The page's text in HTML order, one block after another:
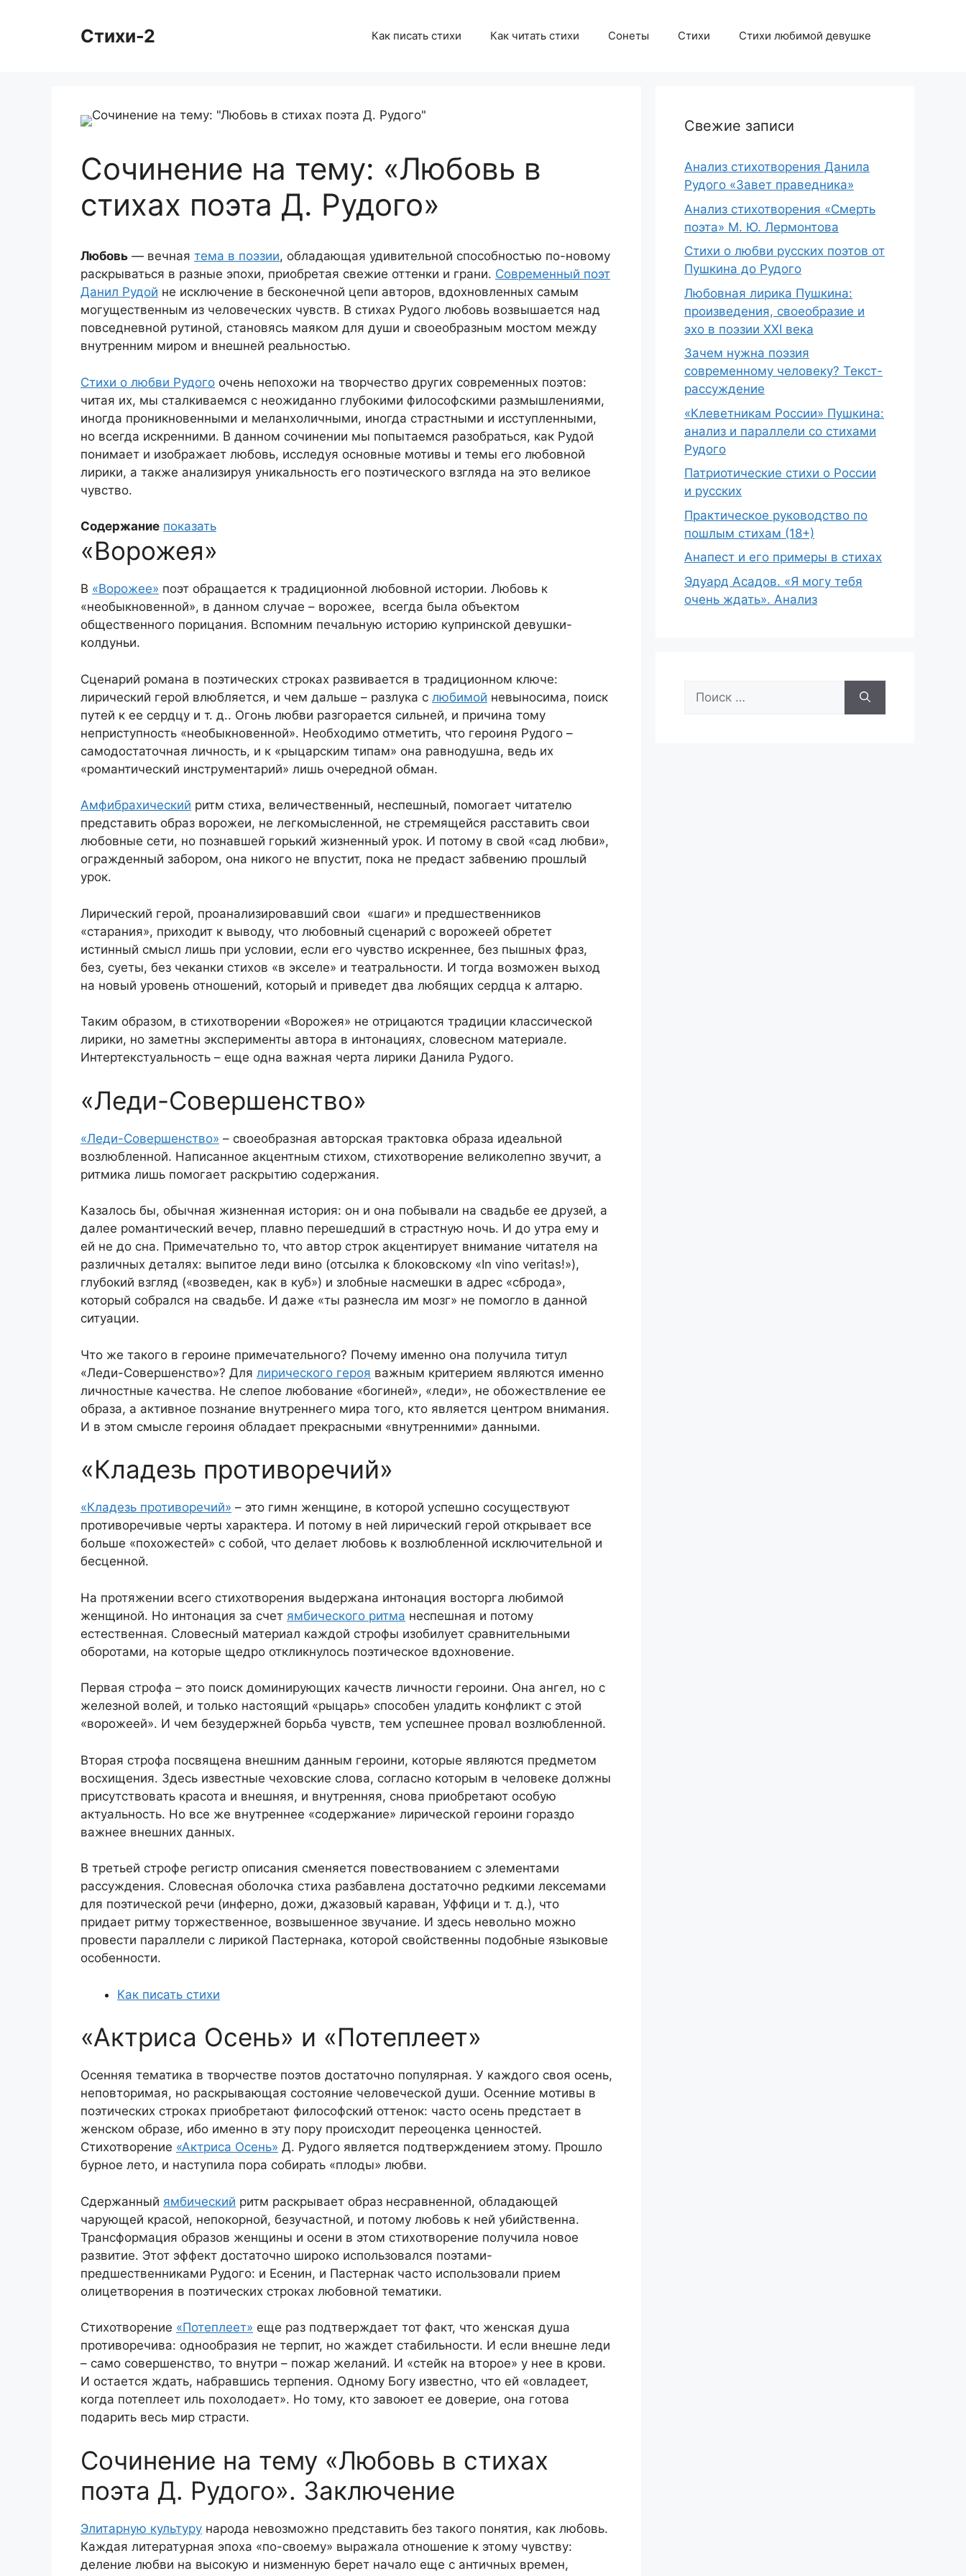
содержимомуСтихи-2 Как писать стихи Как читать стихи Сонеты Стихи Стихи любимой девушке
Сочинение на тему: «Любовь в
стихах поэта Д. Рудого»
Любовь — вечная тема в поэзии, обладающая удивительной способностью по-новому
раскрываться в разные эпохи, приобретая свежие оттенки и грани. Современный поэт
Данил Рудой не исключение в бесконечной цепи авторов, вдохновленных самым
могущественным из человеческих чувств. В стихах Рудого любовь возвышается над
повседневной рутиной, становясь маяком для души и своеобразным мостом между
внутренним миром и внешней реальностью.
Стихи о любви Рудого очень непохожи на творчество других современных поэтов:
читая их, мы сталкиваемся с неожиданно глубокими философскими размышлениями,
иногда проникновенными и меланхоличными, иногда страстными и исступленными,
но всегда искренними. В данном сочинении мы попытаемся разобраться, как Рудой
понимает и изображает любовь, исследуя основные мотивы и темы его любовной
лирики, а также анализируя уникальность его поэтического взгляда на это великое
чувство.
Содержание показать
«Ворожея»
В «Ворожее» поэт обращается к традиционной любовной истории. Любовь к
«необыкновенной», в данном случае – ворожее, всегда была объектом
общественного порицания. Вспомним печальную историю купринской девушки-
колдуньи.
Сценарий романа в поэтических строках развивается в традиционном ключе:
лирический герой влюбляется, и чем дальше – разлука с любимой невыносима, поиск
путей к ее сердцу и т. д.. Огонь любви разгорается сильней, и причина тому
неприступность «необыкновенной». Необходимо отметить, что героиня Рудого –
самодостаточная личность, и к «рыцарским типам» она равнодушна, ведь их
«романтический инструментарий» лишь очередной обман.
Амфибрахический ритм стиха, величественный, неспешный, помогает читателю
представить образ ворожеи, не легкомысленной, не стремящейся расставить свои
любовные сети, но познавшей горький жизненный урок. И потому в свой «сад любви»,
огражденный забором, она никого не впустит, пока не предаст забвению прошлый
урок.
Лирический герой, проанализировавший свои «шаги» и предшественников
«старания», приходит к выводу, что любовный сценарий с ворожеей обретет
истинный смысл лишь при условии, если его чувство искреннее, без пышных фраз,
без, суеты, без чеканки стихов «в экселе» и театральности. И тогда возможен выход
на новый уровень отношений, который и приведет два любящих сердца к алтарю.
Таким образом, в стихотворении «Ворожея» не отрицаются традиции классической
лирики, но заметны эксперименты автора в интонациях, словесном материале.
Интертекстуальность – еще одна важная черта лирики Данила Рудого.
«Леди-Совершенство»
«Леди-Совершенство» – своеобразная авторская трактовка образа идеальной
возлюбленной. Написанное акцентным стихом, стихотворение великолепно звучит, а
ритмика лишь помогает раскрытию содержания.
Казалось бы, обычная жизненная история: он и она побывали на свадьбе ее друзей, а
далее романтический вечер, плавно перешедший в страстную ночь. И до утра ему и
ей не до сна. Примечательно то, что автор строк акцентирует внимание читателя на
различных деталях: выпитое леди вино (отсылка к блоковскому «In vino veritas!»),
глубокий взгляд («возведен, как в куб») и злобные насмешки в адрес «сброда»,
который собрался на свадьбе. И даже «ты разнесла им мозг» не помогло в данной
ситуации.
Что же такого в героине примечательного? Почему именно она получила титул
«Леди-Совершенство»? Для лирического героя важным критерием являются именно
личностные качества. Не слепое любование «богиней», «леди», не обожествление ее
образа, а активное познание внутреннего мира того, кто является центром внимания.
И в этом смысле героиня обладает прекрасными «внутренними» данными.
«Кладезь противоречий»
«Кладезь противоречий» – это гимн женщине, в которой успешно сосуществуют
противоречивые черты характера. И потому в ней лирический герой открывает все
больше «похожестей» с собой, что делает любовь к возлюбленной исключительной и
бесценной.
На протяжении всего стихотворения выдержана интонация восторга любимой
женщиной. Но интонация за счет ямбического ритма неспешная и потому
естественная. Словесный материал каждой строфы изобилует сравнительными
оборотами, на которые щедро откликнулось поэтическое вдохновение.
Первая строфа – это поиск доминирующих качеств личности героини. Она ангел, но с
железной волей, и только настоящий «рыцарь» способен уладить конфликт с этой
«ворожеей». И чем безудержней борьба чувств, тем успешнее провал возлюбленной.
Вторая строфа посвящена внешним данным героини, которые являются предметом
восхищения. Здесь известные чеховские слова, согласно которым в человеке должны
присутствовать красота и внешняя, и внутренняя, снова приобретают особую
актуальность. Но все же внутреннее «содержание» лирической героини гораздо
важнее внешних данных.
В третьей строфе регистр описания сменяется повествованием с элементами
рассуждения. Словесная оболочка стиха разбавлена достаточно редкими лексемами
для поэтической речи (инферно, дожи, джазовый караван, Уффици и т. д.), что
придает ритму торжественное, возвышенное звучание. И здесь невольно можно
провести параллели с лирикой Пастернака, которой свойственны подобные языковые
особенности.
Как писать стихи
«Актриса Осень» и «Потеплеет»
Осенняя тематика в творчестве поэтов достаточно популярная. У каждого своя осень,
неповторимая, но раскрывающая состояние человеческой души. Осенние мотивы в
поэтических строках приобретают философский оттенок: часто осень предстает в
женском образе, ибо именно в эту пору происходит переоценка ценностей.
Стихотворение «Актриса Осень» Д. Рудого является подтверждением этому. Прошло
бурное лето, и наступила пора собирать «плоды» любви.
Сдержанный ямбический ритм раскрывает образ несравненной, обладающей
чарующей красой, непокорной, безучастной, и потому любовь к ней убийственна.
Трансформация образов женщины и осени в этом стихотворение получила новое
развитие. Этот эффект достаточно широко использовался поэтами-
предшественниками Рудого: и Есенин, и Пастернак часто использовали прием
олицетворения в поэтических строках любовной тематики.
Стихотворение «Потеплеет» еще раз подтверждает тот факт, что женская душа
противоречива: однообразия не терпит, но жаждет стабильности. И если внешне леди
– само совершенство, то внутри – пожар желаний. И «стейк на второе» у нее в крови.
И остается ждать, набравшись терпения. Одному Богу известно, что ей «овладеет,
когда потеплеет иль похолодает». Но тому, кто завоюет ее доверие, она готова
подарить весь мир страсти.
Сочинение на тему «Любовь в стихах
поэта Д. Рудого». Заключение
Элитарную культуру народа невозможно представить без такого понятия, как любовь.
Каждая литературная эпоха «по-своему» выражала отношение к этому чувству:
деление любви на высокую и низменную берет начало еще с античных времен,
Свежие записи
Анализ стихотворения Данила
Рудого «Завет праведника»
Анализ стихотворения «Смерть
поэта» М. Ю. Лермонтова
Стихи о любви русских поэтов от
Пушкина до Рудого
Любовная лирика Пушкина:
произведения, своеобразие и
эхо в поэзии XXI века
Зачем нужна поэзия
современному человеку? Текст-
рассуждение
«Клеветникам России» Пушкина:
анализ и параллели со стихами
Рудого
Патриотические стихи о России
и русских
Практическое руководство по
пошлым стихам (18+)
Анапест и его примеры в стихах
Эдуард Асадов. «Я могу тебя
очень ждать». Анализ